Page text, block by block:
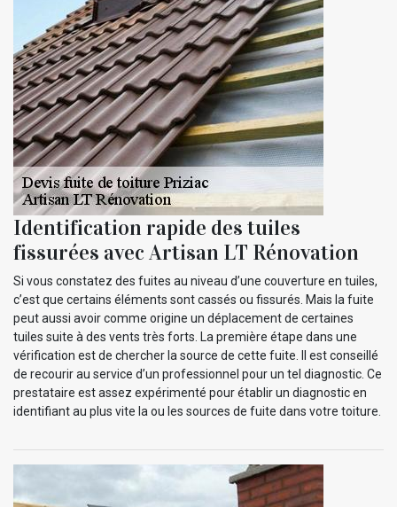
Identification rapide des tuiles
fissurées avec Artisan LT Rénovation
Si vous constatez des fuites au niveau d’une couverture en tuiles,
c’est que certains éléments sont cassés ou fissurés. Mais la fuite
peut aussi avoir comme origine un déplacement de certaines
tuiles suite à des vents très forts. La première étape dans une
vérification est de chercher la source de cette fuite. Il est conseillé
de recourir au service d’un professionnel pour un tel diagnostic. Ce
prestataire est assez expérimenté pour établir un diagnostic en
identifiant au plus vite la ou les sources de fuite dans votre toiture.